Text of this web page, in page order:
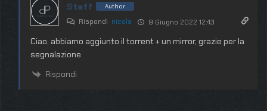
Staff Author
Rispondi nicola 9 Giugno 2022 12:43
Ciao, abbiamo aggiunto il torrent + un mirror, grazie per la
segnalazione
Rispondi